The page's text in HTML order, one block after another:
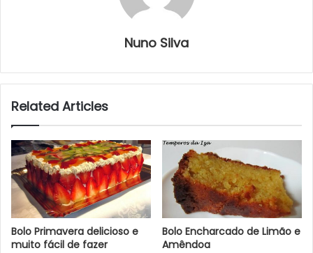
Nuno Silva
Related Articles
Bolo Primavera delicioso e
muito fácil de fazer
Bolo Encharcado de Limão e
Amêndoa